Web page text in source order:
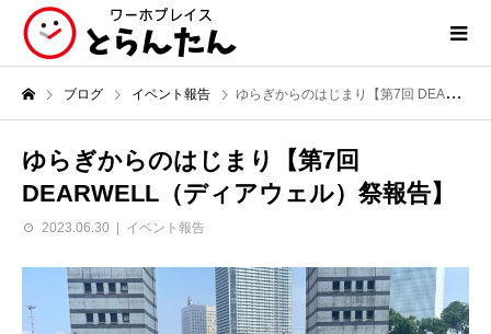
ブログ イベント報告 ゆらぎからのはじまり【第7回 DEARWELL（ディアウェル）祭報告】
ゆらぎからのはじまり【第7回
DEARWELL（ディアウェル）祭報告】
2023.06.30 イベント報告